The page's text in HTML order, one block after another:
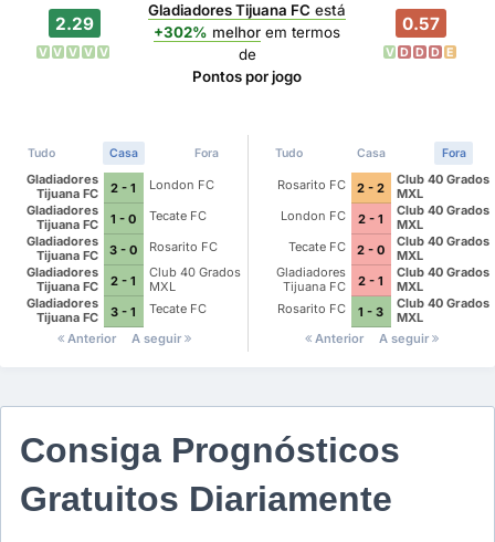
2.29
V V V V V
Gladiadores Tijuana FC está
+302% melhor em termos
de
Pontos por jogo
0.57
V D D D E
Tudo Casa Fora
Gladiadores
Tijuana FC
2 - 1
London FC
Gladiadores
Tijuana FC
1 - 0
Tecate FC
Gladiadores
Tijuana FC
3 - 0
Rosarito FC
Gladiadores
Tijuana FC
2 - 1
Club 40 Grados
MXL
Gladiadores
Tijuana FC
3 - 1
Tecate FC
Anterior
A seguir
Tudo Casa Fora
Rosarito FC 2 - 2
Club 40 Grados
MXL
London FC
2 - 1
Club 40 Grados
MXL
Tecate FC
2 - 0
Club 40 Grados
MXL
Gladiadores
Tijuana FC
2 - 1
Club 40 Grados
MXL
Rosarito FC
1 - 3
Club 40 Grados
MXL
Anterior
A seguir
Consiga Prognósticos
Gratuitos Diariamente